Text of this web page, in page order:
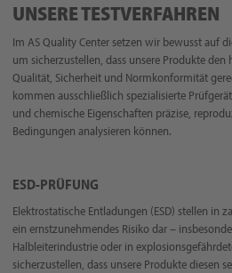
UNSERE TESTVERFAHREN
Im AS Quality Center setzen wir bewusst auf
um sicherzustellen, dass unsere Produkte
Qualität, Sicherheit und Normkonformität
kommen ausschließlich spezialisierte
und chemische Eigenschaften präzise,
Bedingungen analysieren können.
ESD-PRÜFUNG
Elektrostatische Entladungen (ESD) stellen in
ein ernstzunehmendes Risiko dar –
Halbleiterindustrie oder in
sicherzustellen, dass unsere Produkte diesen